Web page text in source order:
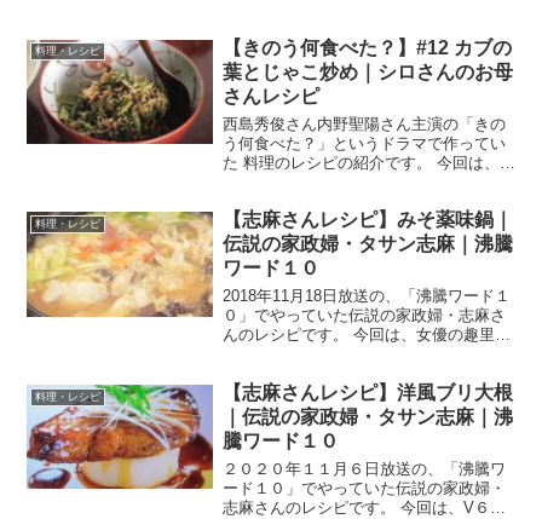
です。 ネクタリンとケールのシェーブル
チーズサラダ （...
料理・レシピ
【きのう何食べた？】#12 カブの
葉とじゃこ炒め｜シロさんのお母
さんレシピ
西島秀俊さん内野聖陽さん主演の「きの
う何食べた？」というドラマで作ってい
た 料理のレシピの紹介です。 今回は、第
ブの葉とじゃこ炒め （出典：きのう何食
べた？） 材料 ...
料理・レシピ
【志麻さんレシピ】みそ薬味鍋｜
伝説の家政婦・タサン志麻｜沸騰
ワード１０
2018年11月18日放送の、「沸騰ワード１
０」でやっていた伝説の家政婦・志麻さ
んのレシピです。 今回は、女優の趣里さ
さんの満腹フルコース」をテーマに志麻
さんが料理を作...
料理・レシピ
【志麻さんレシピ】洋風ブリ大根
｜伝説の家政婦・タサン志麻｜沸
騰ワード１０
２０２０年１１月６日放送の、「沸騰ワ
ード１０」でやっていた伝説の家政婦・
志麻さんのレシピです。 今回は、V６の